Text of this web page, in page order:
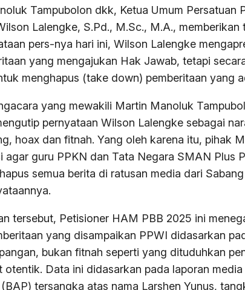
Tampubolon dkk, Ketua Umum Persatuan
Lalengke, S.Pd., M.Sc., M.A.,
pers-nya hari ini, Wilson Lalengke
yang mengajukan Hak Jawab, tetapi
menghapus (take down) pemberitaan yang
yang mewakili Martin Manoluk
pernyataan Wilson Lalengke sebagai
hoax dan fitnah. Yang oleh karena itu, pihak
agar guru PPKN dan Tata Negara SMAN Plus
semua berita di ratusan media dari
tersebut, Petisioner HAM PBB 2025 ini
yang disampaikan PPWI didasarkan
bukan fitnah seperti yang dituduhkan
otentik. Data ini didasarkan pada laporan
tersangka atas nama Larshen Yunus,